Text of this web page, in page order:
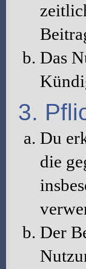
Das
3.
Du
die
Der